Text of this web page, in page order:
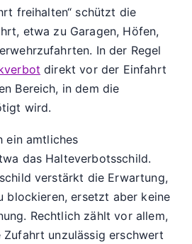
freihalten“ schützt die
etwa zu Garagen, Höfen,
In der Regel
direkt vor der Einfahrt
Bereich, in dem die
wird.
ein amtliches
das Halteverbotsschild.
verstärkt die Erwartung,
blockieren, ersetzt aber keine
Rechtlich zählt vor allem,
Zufahrt unzulässig erschwert